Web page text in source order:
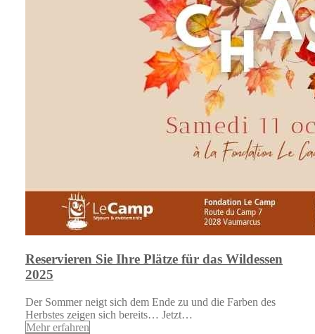
Reservieren Sie Ihre Plätze für das Wildessen
2025
Der Sommer neigt sich dem Ende zu und die Farben des
Herbstes zeigen sich bereits… Jetzt…
Mehr erfahren